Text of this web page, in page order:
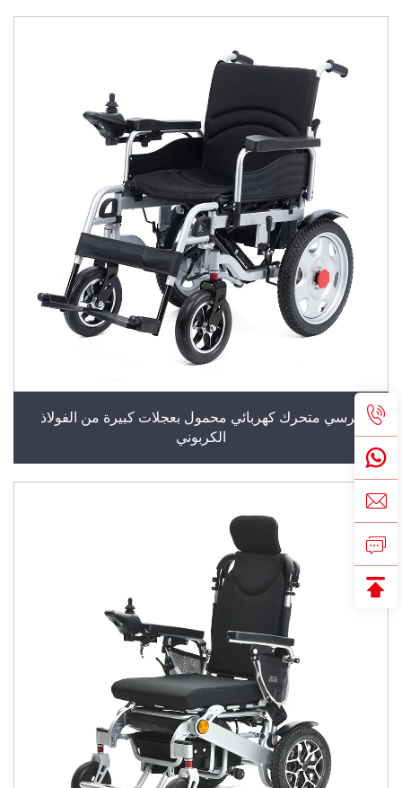
كرسي متحرك كهربائي محمول بعجلات كبيرة من الفولاذ
الكربوني